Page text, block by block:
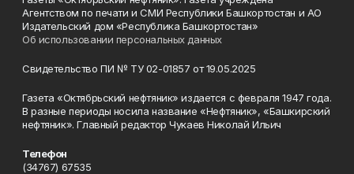
Агентством по печати и СМИ Республики Башкортостан и АО
Издательский дом «Республика Башкортостан»
Об использовании персональных данных
Свидетельство ПИ № ТУ 02-01857 от 19.05.2025
Газета «Октябрьский нефтяник» издается с февраля 1947 года.
В разные периоды носила название «Нефтяник», «Башкирский
нефтяник». Главный редактор Чукаев Николай Ильич
Телефон
(34767) 67535